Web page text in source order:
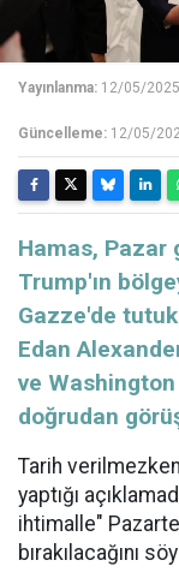
Yayınlanma: 12/05/2025
Güncelleme: 12/05/
Hamas, Pazar
Trump'ın
Gazze'de
Edan
ve
doğrudan
Tarih
yaptığı
ihtimalle"
bırakılacağını